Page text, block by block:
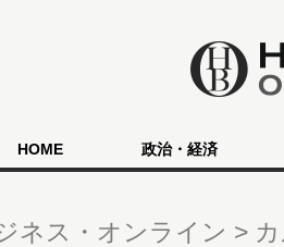
HOME 政治・経済
ネス・オンライン